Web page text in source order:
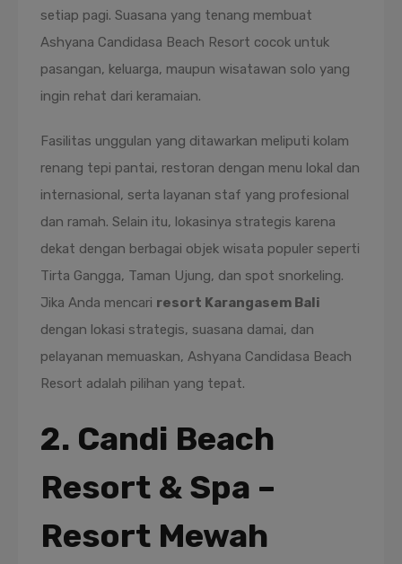
setiap pagi. Suasana yang tenang membuat
Ashyana Candidasa Beach Resort cocok untuk
pasangan, keluarga, maupun wisatawan solo yang
ingin rehat dari keramaian.
Fasilitas unggulan yang ditawarkan meliputi kolam
renang tepi pantai, restoran dengan menu lokal dan
internasional, serta layanan staf yang profesional
dan ramah. Selain itu, lokasinya strategis karena
dekat dengan berbagai objek wisata populer seperti
Tirta Gangga, Taman Ujung, dan spot snorkeling.
Jika Anda mencari resort Karangasem Bali
dengan lokasi strategis, suasana damai, dan
pelayanan memuaskan, Ashyana Candidasa Beach
Resort adalah pilihan yang tepat.
2. Candi Beach
Resort & Spa –
Resort Mewah